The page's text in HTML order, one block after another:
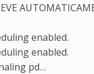
enabled.
enabled.
pd…